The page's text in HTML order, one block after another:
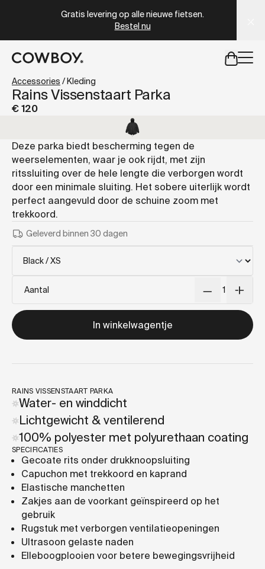
Gratis levering op alle nieuwe fietsen.
Bestel nu
een testride is dichtbij
Rains Vissenstaart Parka
€ 120
Deze parka biedt bescherming tegen de
weerselementen, waar je ook rijdt, met zijn
ritssluiting over de hele lengte die verborgen wordt
door een minimale sluiting. Het sobere uiterlijk wordt
perfect aangevuld door de schuine zoom met
trekkoord.
Geleverd binnen 30 dagen
Aantal
In winkelwagentje
Accessories /Kleding
RAINS VISSENSTAART PARKA
Water- en winddicht
Lichtgewicht & ventilerend
100% polyester met polyurethaan coating
SPECIFICATIES
Gecoate rits onder drukknoopsluiting
Capuchon met trekkoord en kaprand
Elastische manchetten
Zakjes aan de voorkant geïnspireerd op het
gebruik
Rugstuk met verborgen ventilatieopeningen
Ultrasoon gelaste naden
Elleboogplooien voor betere bewegingsvrijheid